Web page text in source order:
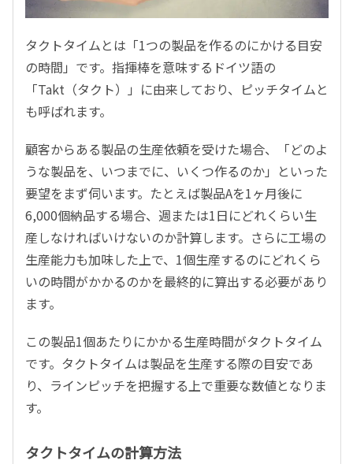
タクトタイムとは「1つの製品を作るのにかける目安
の時間」です。指揮棒を意味するドイツ語の
「Takt（タクト）」に由来しており、ピッチタイムと
も呼ばれます。
顧客からある製品の生産依頼を受けた場合、「どのよ
うな製品を、いつまでに、いくつ作るのか」といった
要望をまず伺います。たとえば製品Aを1ヶ月後に
6,000個納品する場合、週または1日にどれくらい生
産しなければいけないのか計算します。さらに工場の
生産能力も加味した上で、1個生産するのにどれくら
いの時間がかかるのかを最終的に算出する必要があり
ます。
この製品1個あたりにかかる生産時間がタクトタイム
です。タクトタイムは製品を生産する際の目安であ
り、ラインピッチを把握する上で重要な数値となりま
す。
タクトタイムの計算方法